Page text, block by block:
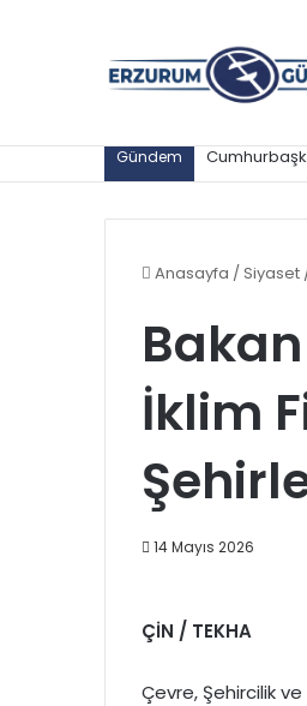
Gündem
Anasayfa /Siyaset
İklim
14 Mayıs 2026
ÇİN / TEKHA
Çevre, Şehircilik